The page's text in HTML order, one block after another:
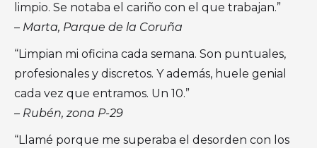
limpio. Se notaba el cariño con el que trabajan.”
– Marta, Parque de la Coruña
“Limpian mi oficina cada semana. Son puntuales,
profesionales y discretos. Y además, huele genial
cada vez que entramos. Un 10.”
– Rubén, zona P-29
“Llamé porque me superaba el desorden con los